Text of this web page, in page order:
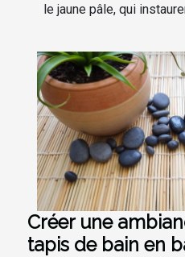
le jaune pâle, qui
Créer une
tapis de bain en